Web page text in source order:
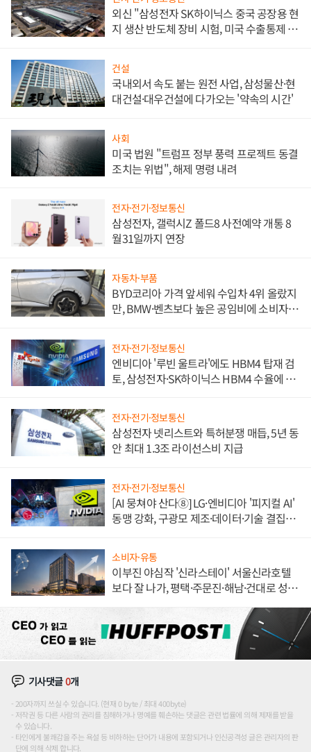
외신 "삼성전자 SK하이닉스 중국 공장용 현
지 생산 반도체 장비 시험, 미국 수출통제 대
건설
국내외서 속도 붙는 원전 사업, 삼성물산·현
대건설·대우건설에 다가오는 '약속의 시간'
사회
미국 법원 "트럼프 정부 풍력 프로젝트 동결
조치는 위법", 해제 명령 내려
전자·전기·정보통신
삼성전자, 갤럭시Z 폴드8 사전예약 개통 8
월31일까지 연장
자동차·부품
BYD코리아 가격 앞세워 수입차 4위 올랐지
만, BMW·벤츠보다 높은 공임비에 소비자
전자·전기·정보통신
엔비디아 '루빈 울트라'에도 HBM4 탑재 검
토, 삼성전자·SK하이닉스 HBM4 수율에 주
전자·전기·정보통신
삼성전자 넷리스트와 특허분쟁 매듭, 5년 동
안 최대 1.3조 라이선스비 지급
전자·전기·정보통신
[AI 뭉쳐야 산다⑧] LG·엔비디아 '피지컬 AI'
동맹 강화, 구광모 제조·데이터·기술 결집
소비자·유통
이부진 야심작 '신라스테이' 서울신라호텔
보다 잘 나가, 평택·주문진·해남·건대로 성
기사댓글0개
200자까지 쓰실 수 있습니다. (현재 0 byte / 최대 400byte)
저작권 등 다른 사람의 권리를 침해하거나 명예를 훼손하는 댓글은 관련 법률에 의해 제재를 받을
수 있습니다.
타인에게 불쾌감을 주는 욕설 등 비하하는 단어가 내용에 포함되거나 인신공격성 글은 관리자의 판
단에 의해 삭제 합니다.